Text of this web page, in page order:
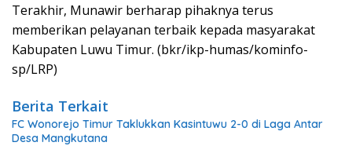
Terakhir, Munawir berharap pihaknya terus
memberikan pelayanan terbaik kepada masyarakat
Kabupaten Luwu Timur. (bkr/ikp-humas/kominfo-
sp/LRP)
Berita Terkait
FC Wonorejo Timur Taklukkan Kasintuwu 2-0 di Laga Antar
Desa Mangkutana